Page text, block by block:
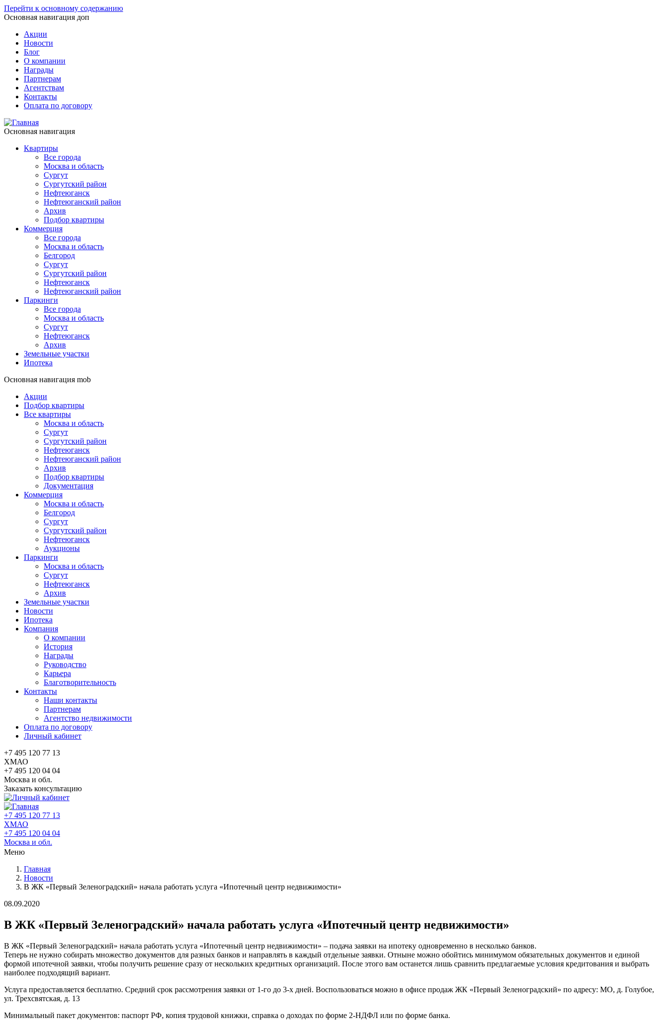
Перейти к основному содержанию
Основная навигация доп
Акции
Новости
Блог
О компании
Награды
Партнерам
Агентствам
Контакты
Оплата по договору
Основная навигация
Квартиры
Все города
Москва и область
Сургут
Сургутский район
Нефтеюганск
Нефтеюганский район
Архив
Подбор квартиры
Коммерция
Все города
Москва и область
Белгород
Сургут
Сургутский район
Нефтеюганск
Нефтеюганский район
Паркинги
Все города
Москва и область
Сургут
Нефтеюганск
Архив
Земельные участки
Ипотека
Основная навигация mob
Акции
Подбор квартиры
Все квартиры
Москва и область
Сургут
Сургутский район
Нефтеюганск
Нефтеюганский район
Архив
Подбор квартиры
Документация
Коммерция
Москва и область
Белгород
Сургут
Сургутский район
Нефтеюганск
Аукционы
Паркинги
Москва и область
Сургут
Нефтеюганск
Архив
Земельные участки
Новости
Ипотека
Компания
О компании
История
Награды
Руководство
Карьера
Благотворительность
Контакты
Наши контакты
Партнерам
Агентство недвижимости
Оплата по договору
Личный кабинет
+7 495 120 77 13
ХМАО
+7 495 120 04 04
Москва и обл.
Заказать консультацию
+7 495 120 77 13
ХМАО
+7 495 120 04 04
Москва и обл.
Меню
Главная
Новости
В ЖК «Первый Зеленоградский» начала работать услуга «Ипотечный центр недвижимости»
08.09.2020
В ЖК «Первый Зеленоградский» начала работать услуга «Ипотечный центр недвижимости»
В ЖК «Первый Зеленоградский» начала работать услуга «Ипотечный центр недвижимости» – подача заявки на ипотеку одновременно в несколько банков.
Теперь не нужно собирать множество документов для разных банков и направлять в каждый отдельные заявки. Отныне можно обойтись минимумом обязательных документов и единой
формой ипотечной заявки, чтобы получить решение сразу от нескольких кредитных организаций. После этого вам останется лишь сравнить предлагаемые условия кредитования и выбрать
наиболее подходящий вариант.
Услуга предоставляется бесплатно. Средний срок рассмотрения заявки от 1-го до 3-х дней. Воспользоваться можно в офисе продаж ЖК «Первый Зеленоградский» по адресу: МО, д. Голубое,
ул. Трехсвятская, д. 13
Минимальный пакет документов: паспорт РФ, копия трудовой книжки, справка о доходах по форме 2-НДФЛ или по форме банка.